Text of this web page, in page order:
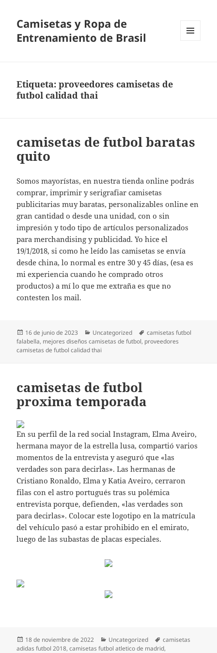
Camisetas y Ropa de
Entrenamiento de Brasil
Etiqueta:proveedores camisetas de
futbol calidad thai
camisetas de futbol baratas
quito
Somos mayorístas, en nuestra tienda online podrás
comprar, imprimir y serigrafiar camisetas
publicitarias muy baratas, personalizables online en
gran cantidad o desde una unidad, con o sin
impresión y todo tipo de artículos personalizados
para merchandising y publicidad. Yo hice el
19/1/2018, si como he leído las camisetas se envía
desde china, lo normal es entre 30 y 45 días, (esa es
mi experiencia cuando he comprado otros
productos) a mí lo que me extraña es que no
contesten los mail.
Publicado
el
16 de junio de 2023 Categorías
Uncategorized Etiquetas
camisetas futbol
falabella, mejores diseños camisetas de futbol, proveedores
camisetas de futbol calidad thai
camisetas de futbol
proxima temporada
En su perfil de la red social Instagram, Elma Aveiro,
hermana mayor de la estrella lusa, compartió varios
momentos de la entrevista y aseguró que «las
verdades son para decirlas». Las hermanas de
Cristiano Ronaldo, Elma y Katia Aveiro, cerraron
filas con el astro portugués tras su polémica
entrevista porque, defienden, «las verdades son
para decirlas». Colocar este logotipo en la matrícula
del vehículo pasó a estar prohibido en el emirato,
luego de las subastas de placas especiales.
Publicado
el
18 de noviembre de 2022 Categorías
Uncategorized Etiquetas
camisetas
adidas futbol 2018,camisetas futbol atletico de madrid,